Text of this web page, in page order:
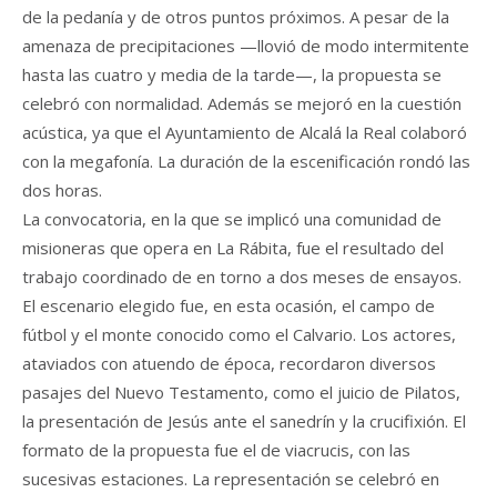
de la pedanía y de otros puntos próximos. A pesar de la
amenaza de precipitaciones —llovió de modo intermitente
hasta las cuatro y media de la tarde—, la propuesta se
celebró con normalidad. Además se mejoró en la cuestión
acústica, ya que el Ayuntamiento de Alcalá la Real colaboró
con la megafonía. La duración de la escenificación rondó las
dos horas.
La convocatoria, en la que se implicó una comunidad de
misioneras que opera en La Rábita, fue el resultado del
trabajo coordinado de en torno a dos meses de ensayos.
El escenario elegido fue, en esta ocasión, el campo de
fútbol y el monte conocido como el Calvario. Los actores,
ataviados con atuendo de época, recordaron diversos
pasajes del Nuevo Testamento, como el juicio de Pilatos,
la presentación de Jesús ante el sanedrín y la crucifixión. El
formato de la propuesta fue el de viacrucis, con las
sucesivas estaciones. La representación se celebró en